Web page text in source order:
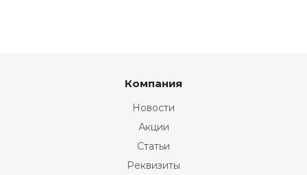
Компания
Новости
Акции
Статьи
Реквизиты